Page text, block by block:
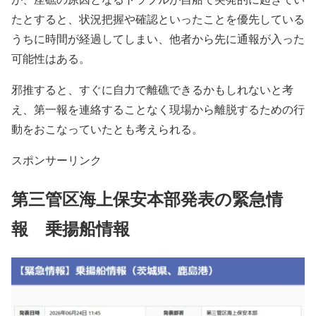
たとすると、状況把握や確認といったことを優先している
うちに時間が経過してしまい、他者から先に通報が入った
可能性はある。
邪推すると、すぐに自力で離礁できるかもしれないと考
え、第一報を連絡することなく現場から離脱するための行
動をおこなっていたとも考えられる。
スポンサーリンク
第三管区海上保安本部発表の緊急情
報 乗揚船情報